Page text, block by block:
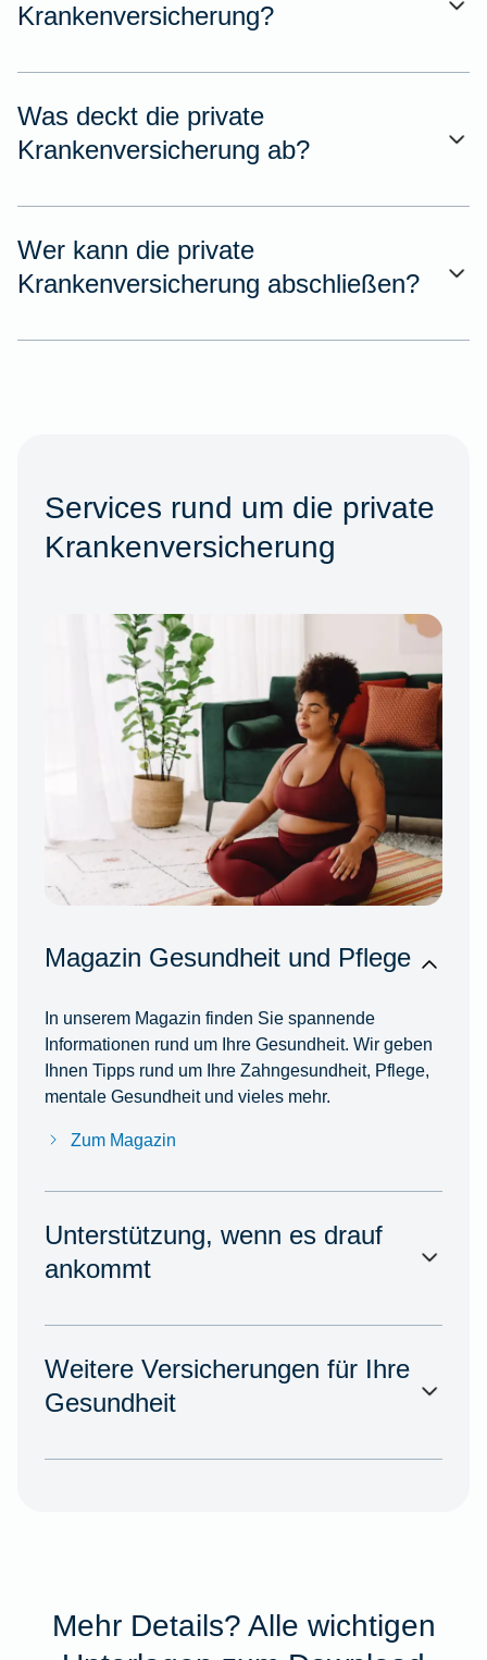
Krankenversicherung?
Was deckt die private
Krankenversicherung ab?
Wer kann die private
Krankenversicherung abschließen?
Services rund um die private
Krankenversicherung
Magazin Gesundheit und Pflege
In unserem Magazin finden Sie spannende
Informationen rund um Ihre Gesundheit. Wir geben
Ihnen Tipps rund um Ihre Zahngesundheit, Pflege,
mentale Gesundheit und vieles mehr.
Zum Magazin
Unterstützung, wenn es drauf
ankommt
Weitere Versicherungen für Ihre
Gesundheit
Mehr Details? Alle wichtigen